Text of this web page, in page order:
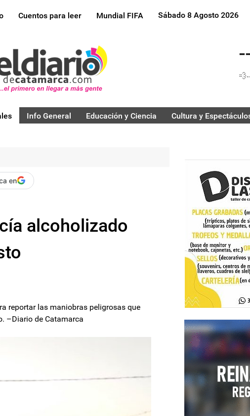
Cuentos para leer Mundial FIFA Sábado 8 Agosto 2026
💨
Info General Educación y Ciencia Cultura y
en
alcoholizado
reportar las maniobras peligrosas que
–Diario de Catamarca